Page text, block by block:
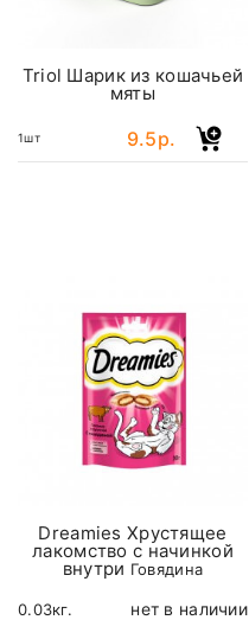
Triol Шарик из кошачьей
мяты
1шт 9.5р.
Dreamies Хрустящее
лакомство с начинкой
внутри Говядина
0.03кг. нет в наличии